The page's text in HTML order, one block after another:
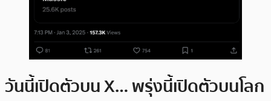
วันนี้เปิดตัวบน X… พรุ่งนี้เปิดตัวบนโลก